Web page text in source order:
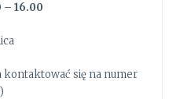
– 16.00
się na numer